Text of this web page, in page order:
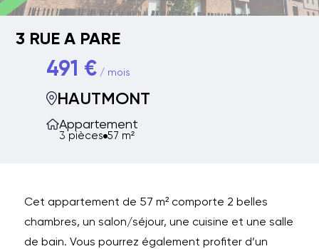
3 RUE A PARE
491 €/ mois
HAUTMONT
Appartement
3 pièces 57 m²
Cet appartement de 57 m² comporte 2 belles
chambres, un salon/séjour, une cuisine et une salle
de bain. Vous pourrez également profiter d’un